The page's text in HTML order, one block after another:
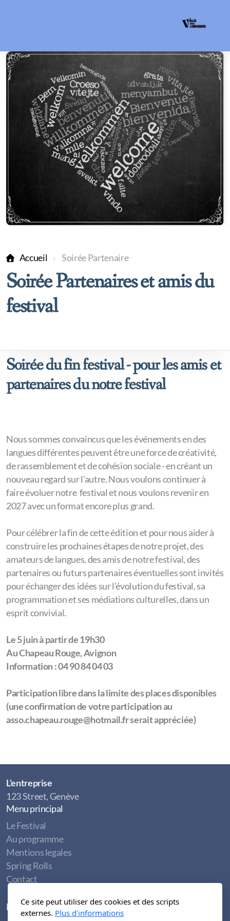
Accueil Soirée Partenaire
Soirée Partenaires et amis du
festival
Soirée du fin festival - pour les amis et
partenaires du notre festival
Nous sommes convaincus que les événements en des
langues différentes peuvent être une force de créativité,
de rassemblement et de cohésion sociale - en créant un
nouveau regard sur l'autre. Nous voulons continuer à
faire évoluer notre festival et nous voulons revenir en
2027 avec un format encore plus grand.
Pour célébrer la fin de cette édition et pour nous aider à
construire les prochaines étapes de notre projet, des
amateurs de langues, des amis de notre festival, des
partenaires ou futurs partenaires éventuelles sont invités
pour échanger des idées sur l’évolution du festival, sa
programmation et ses médiations culturelles, dans un
esprit convivial.
Le 5 juin à partir de 19h30
Au Chapeau Rouge, Avignon
Information : 04 90 84 04 03
Participation libre dans la limite des places disponibles
(une confirmation de votre participation au
asso.chapeau.rouge@hotmail.fr serait appréciée)
L'entreprise
123 Street, Genève
Menu principal
Le Festival
Au programme
Mentions legales
Spring Rolls
Contact
LégalCe site peut utiliser des cookies et des scripts
externes. Plus d'informations